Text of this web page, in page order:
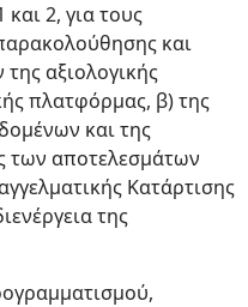
2, για τους
και
αξιολογικής
πλατφόρμας, β) της
και της
των αποτελεσμάτων
Κατάρτισης
της